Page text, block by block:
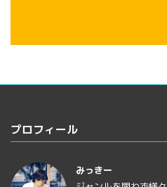
プロフィール
みっきー